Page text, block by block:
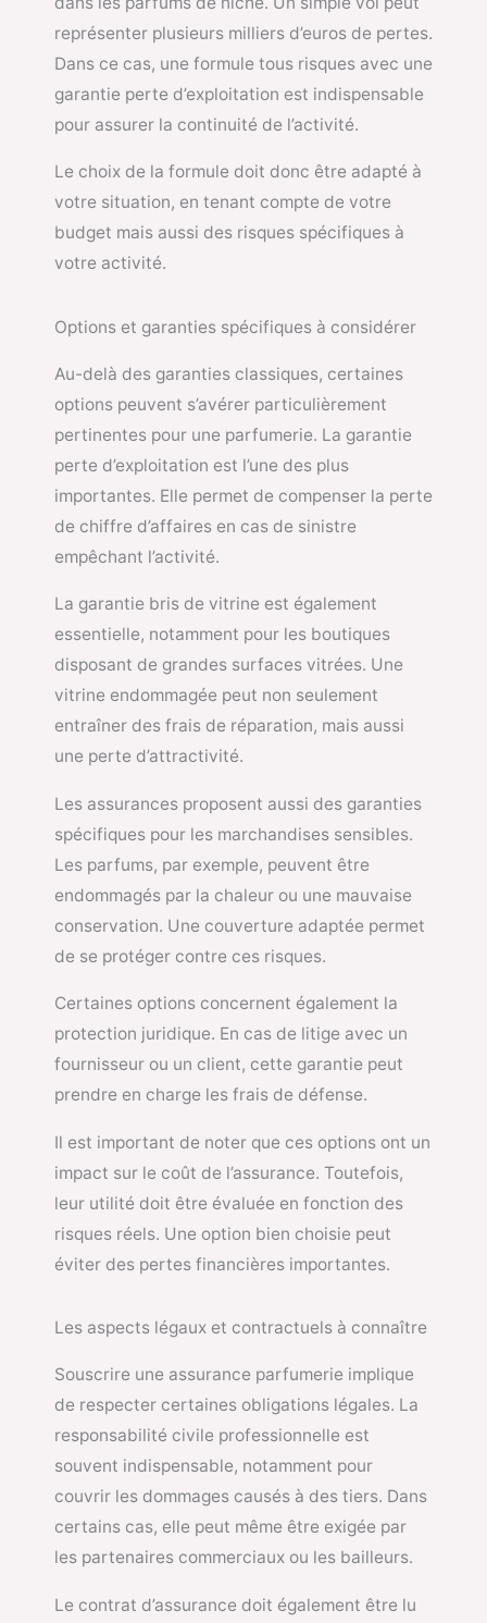
représenter plusieurs milliers d’euros de pertes.
Dans ce cas, une formule tous risques avec une
garantie perte d’exploitation est indispensable
pour assurer la continuité de l’activité.
Le choix de la formule doit donc être adapté à
votre situation, en tenant compte de votre
budget mais aussi des risques spécifiques à
votre activité.
Options et garanties spécifiques à considérer
Au-delà des garanties classiques, certaines
options peuvent s’avérer particulièrement
pertinentes pour une parfumerie. La garantie
perte d’exploitation est l’une des plus
importantes. Elle permet de compenser la perte
de chiffre d’affaires en cas de sinistre
empêchant l’activité.
La garantie bris de vitrine est également
essentielle, notamment pour les boutiques
disposant de grandes surfaces vitrées. Une
vitrine endommagée peut non seulement
entraîner des frais de réparation, mais aussi
une perte d’attractivité.
Les assurances proposent aussi des garanties
spécifiques pour les marchandises sensibles.
Les parfums, par exemple, peuvent être
endommagés par la chaleur ou une mauvaise
conservation. Une couverture adaptée permet
de se protéger contre ces risques.
Certaines options concernent également la
protection juridique. En cas de litige avec un
fournisseur ou un client, cette garantie peut
prendre en charge les frais de défense.
Il est important de noter que ces options ont un
impact sur le coût de l’assurance. Toutefois,
leur utilité doit être évaluée en fonction des
risques réels. Une option bien choisie peut
éviter des pertes financières importantes.
Les aspects légaux et contractuels à connaître
Souscrire une assurance parfumerie implique
de respecter certaines obligations légales. La
responsabilité civile professionnelle est
souvent indispensable, notamment pour
couvrir les dommages causés à des tiers. Dans
certains cas, elle peut même être exigée par
les partenaires commerciaux ou les bailleurs.
Le contrat d’assurance doit également être lu